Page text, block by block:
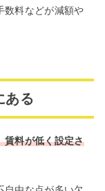
数料などが減額や
ある
賃料が低く設定さ